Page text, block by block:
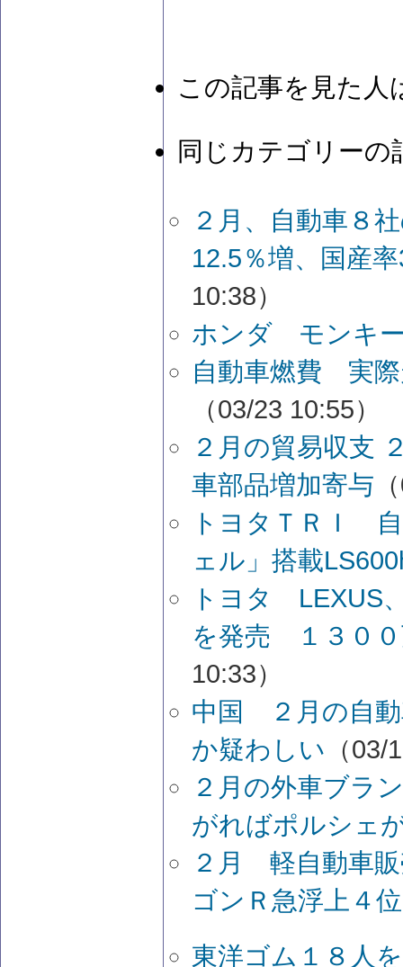
この記事を見た人
同じカテゴリーの
２月、自動車８
12.5％増、国産
10:38）
ホンダ モンキ
自動車燃費 実際
（03/23 10:55）
２月の貿易収
車部品増加寄与
トヨタＴＲＩ
ェル」搭載
トヨタ LEXUS
を発売 １３０
10:33）
中国 ２月の自
か疑わしい （
２月の外車ブラ
がればポルシェ
２月 軽自動車
ゴンＲ急浮上４
東洋ゴム１８人